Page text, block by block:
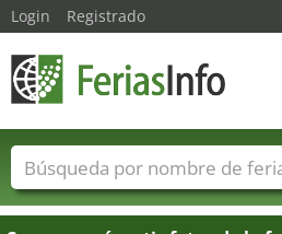
Login Registrado
Nombres de ferias Países
Sectores de ferias